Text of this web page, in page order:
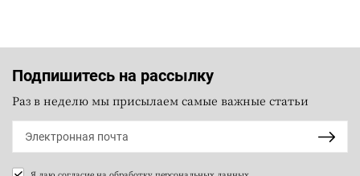
Подпишитесь на рассылку
Раз в неделю мы присылаем самые важные статьи